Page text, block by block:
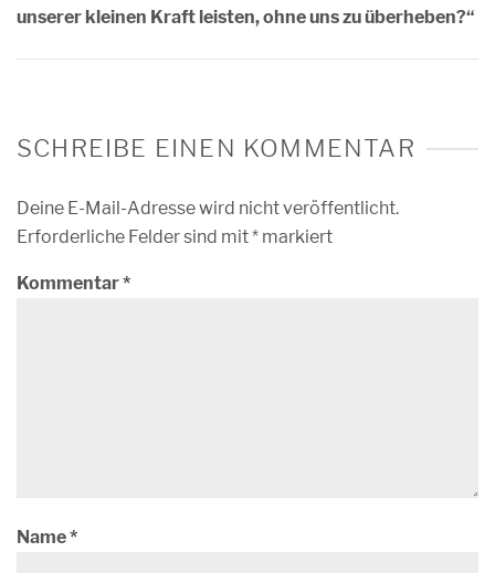
unserer kleinen Kraft leisten, ohne uns zu überheben?“
SCHREIBE EINEN KOMMENTAR
Deine E-Mail-Adresse wird nicht veröffentlicht.
Erforderliche Felder sind mit* markiert
Kommentar*
Name*